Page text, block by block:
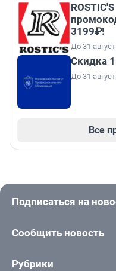
3199₽!
До 31
Скидка
До 31
Все
Подписаться на
Сообщить новость
Рубрики